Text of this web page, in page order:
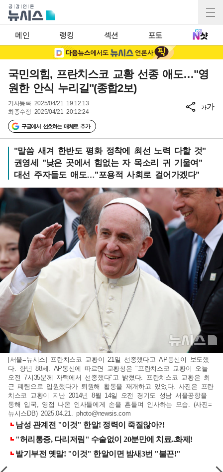
메인 랭킹 섹션 포토
국민의힘, 프란치스코 교황 선종 애도…"영
원한 안식 누리길"(종합2보)
기사등록 2025/04/21 19:12:13
최종수정 2025/04/21 20:12:24
구글에서 선호하는 매체로 추가
가가
"말씀 새겨 한반도 평화 정착에 최선 노력 다할 것"
권영세 "낮은 곳에서 힘없는 자 목소리 귀 기울여"
대선 주자들도 애도…"포용적 사회로 걸어가겠다"
[서울=뉴시스] 프란치스코 교황이 21일 선종했다고 AP통신이 보도했
다. 향년 88세. AP통신에 따르면 교황청은 "프란치스코 교황이 오늘
오전 7시35분께 자택에서 선종했다"고 밝혔다. 프란치스코 교황은 최
근 폐렴으로 입원했다가 퇴원해 활동을 재개하고 있었다. 사진은 프란
치스코 교황이 지난 2014년 8월 14일 오전 경기도 성남 서울공항을
통해 입국, 영접 나온 인사들에게 손을 흔들며 인사하는 모습. (사진=
뉴시스DB) 2025.04.21.photo@newsis.com